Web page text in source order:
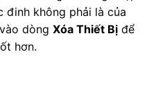
đinh không phải là của
dòng Xóa Thiết Bị để
hơn.